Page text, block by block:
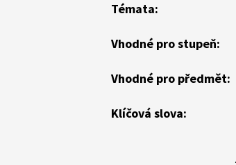
Témata:
Vhodné pro stupeň:
Vhodné pro předmět:
Klíčová slova: